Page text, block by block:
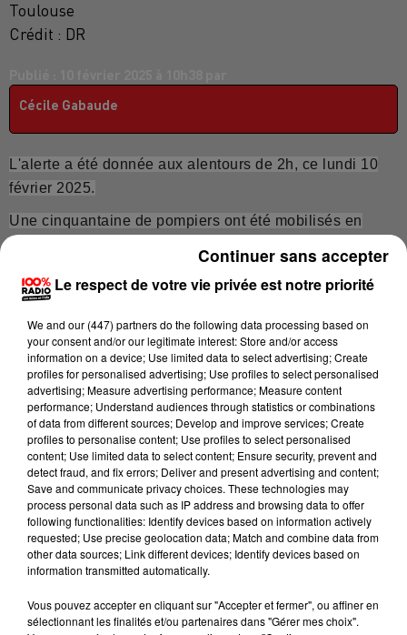
Toulouse
Crédit : DR
Cécile Gabaude
L'alerte a été donnée aux alentours de 2h, ce lundi 10
février 2025.
Une cinquantaine de pompiers ont été mobilisés en
Les soldats du feu, aidés de six lances à incendie, ont
été engagés dans le quartier des Carmes pour un feu
parti dans un appartement et qui s'est propagé à quarte
immeuble voisins dont deux squattés.
Trente deux personnes ont été évacuées.
Les pompiers étaient encore sur place ce matin pour
procéder au déblai et à la recherche de foyers résiduels.
DERNIÈRES ACTUALITÉS
ACTUALITÉS ARIÈGE ACTUALITÉS
Au pied du mont Valier, en Ariège, une
opération de prévention face...
Le respect de votre vie privée est notre priorité
We and our (447) partnersdo the following data processing based on
your consent and/or our legitimate interest: Store and/or access
information on a device; Use limited data to select advertising; Create
profiles for personalised advertising; Use profiles to select personalised
advertising; Measure advertising performance; Measure content
performance; Understand audiences through statistics or combinations
of data from different sources; Develop and improve services; Create
profiles to personalise content; Use profiles to select personalised
content; Use limited data to select content; Ensure security, prevent and
detect fraud, and fix errors; Deliver and present advertising and content;
Save and communicate privacy choices. These technologies may
process personal data such as IP address and browsing data to offer
following functionalities: Identify devices based on information actively
requested; Use precise geolocation data; Match and combine data from
other data sources; Link different devices; Identify devices based on
information transmitted automatically.
Vous pouvez accepter en cliquant sur "Accepter et fermer", ou affiner en
sélectionnant les finalités et/ou partenaires dans "Gérer mes choix".
Continuer sans accepter